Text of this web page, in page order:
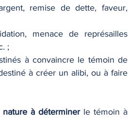
remise de dette, faveur,
menace de représailles
;
à convaincre le témoin de
à créer un alibi, ou à faire
nature à déterminer le témoin à